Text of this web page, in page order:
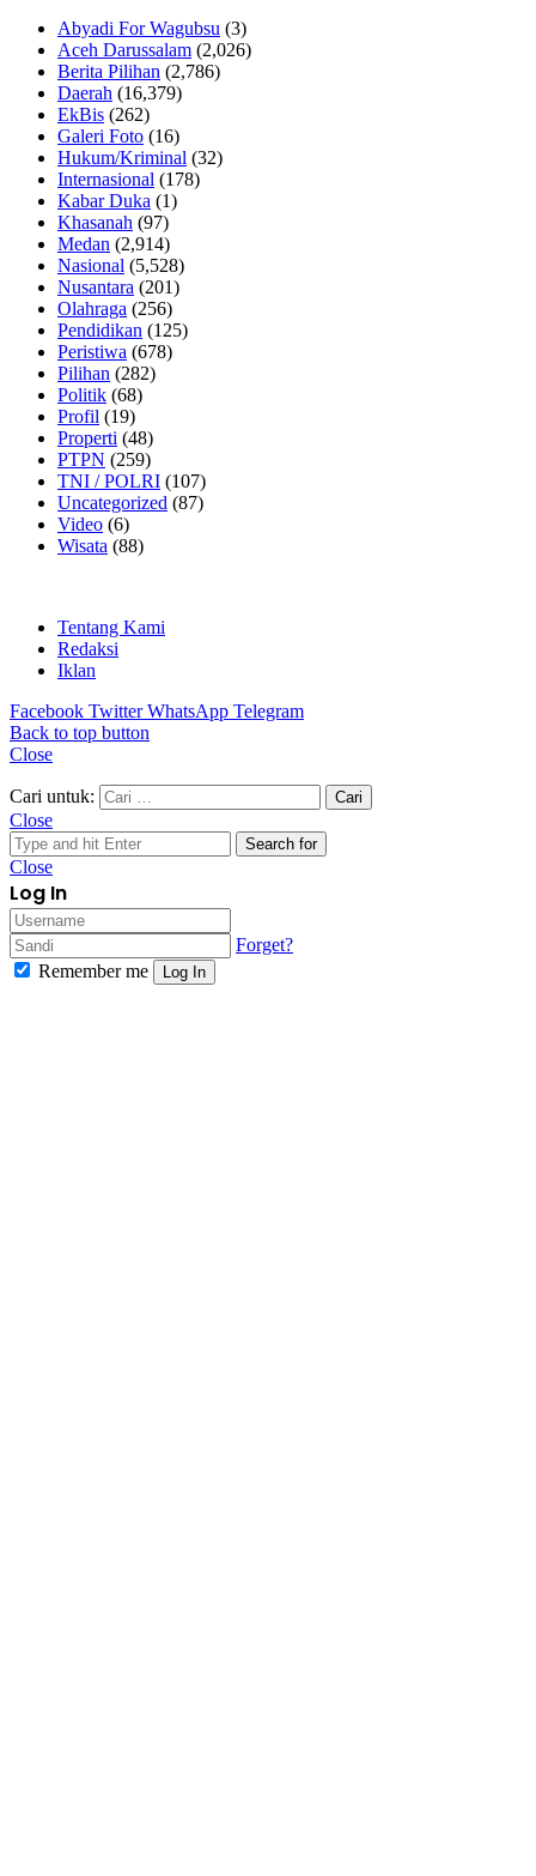
Abyadi For Wagubsu (3)
Aceh Darussalam (2,026)
Berita Pilihan (2,786)
Daerah (16,379)
EkBis (262)
Galeri Foto (16)
Hukum/Kriminal (32)
Internasional (178)
Kabar Duka (1)
Khasanah (97)
Medan (2,914)
Nasional (5,528)
Nusantara (201)
Olahraga (256)
Pendidikan (125)
Peristiwa (678)
Pilihan (282)
Politik (68)
Profil (19)
Properti (48)
PTPN (259)
TNI / POLRI (107)
Uncategorized (87)
Video (6)
Wisata (88)
Tentang Kami
Redaksi
Iklan
Facebook Twitter WhatsApp Telegram
Back to top button
Close
Cari untuk:
Close
Search for
Close
Log In
Forget?
Remember me
Log In